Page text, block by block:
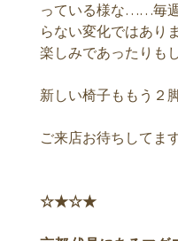
っている様な……毎
らない変化ではあり
楽しみであったりも
新しい椅子ももう２
ご来店お待ちしてま
☆★☆★